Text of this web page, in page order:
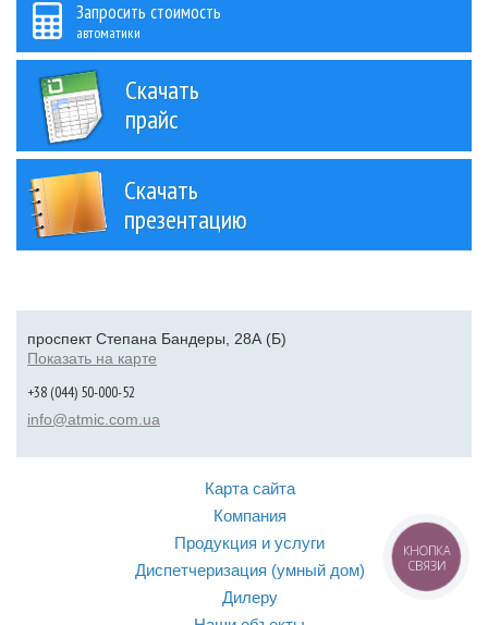
Запросить стоимость
автоматики
Скачать
прайс
Скачать
презентацию
проспект Степана Бандеры, 28А (Б)
Показать на карте
+38 (044) 50-000-52
info@atmic.com.ua
Карта сайта
Компания
Продукция и услуги
Диспетчеризация (умный дом)
Дилеру
КНОПКА
СВЯЗИ